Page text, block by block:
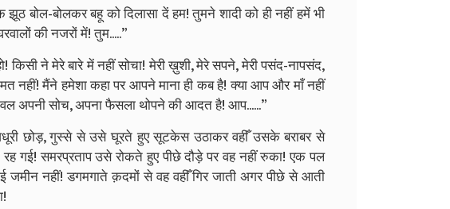
बोल-बोलकर बहू को दिलासा दें हम! तुमने शादी को ही नहीं हमें भी
की नजरों में! तुम.....”
किसी ने मेरे बारे में नहीं सोचा! मेरी ख़ुशी, मेरे सपने, मेरी पसंद-नापसंद,
नहीं! मैंने हमेशा कहा पर आपने माना ही कब है! क्या आप और माँ नहीं
अपनी सोच, अपना फैसला थोपने की आदत है! आप......”
छोड़, गुस्से से उसे घूरते हुए सूटकेस उठाकर वहीँ उसके बराबर से
गई! समरप्रताप उसे रोकते हुए पीछे दौड़े पर वह नहीं रुका! एक पल
नहीं! डगमगाते क़दमों से वह वहीँ गिर जाती अगर पीछे से आती